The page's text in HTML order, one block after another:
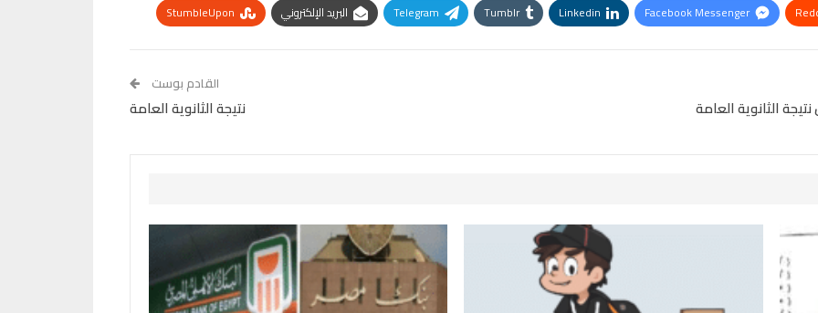
Facebook Messenger
Linkedin
Tumblr
Telegram البريد الإلكتروني
StumbleUpon
الثانوية العامة
القادم بوست
نتيجة الثانوية العامة